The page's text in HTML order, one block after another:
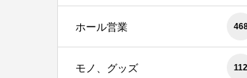
ホール営業
モノ、グッズ 112